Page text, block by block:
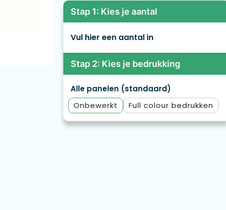
Stap 1: Kies je aantal
Vul hier een aantal in
Stap 2: Kies je bedrukking
Alle panelen (standaard)
Onbewerkt
Full colour